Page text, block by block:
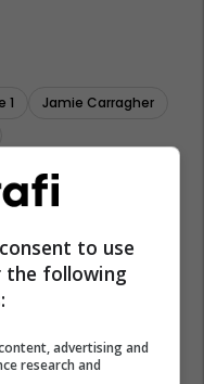
1
Jamie Carragher
to use
the following
advertising and
research and